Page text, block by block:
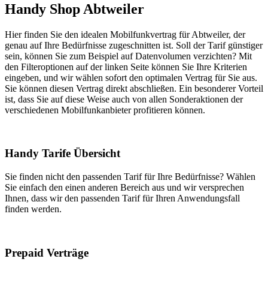
Handy Shop Abtweiler
Hier finden Sie den idealen Mobilfunkvertrag für Abtweiler, der
genau auf Ihre Bedürfnisse zugeschnitten ist. Soll der Tarif günstiger
sein, können Sie zum Beispiel auf Datenvolumen verzichten? Mit
den Filteroptionen auf der linken Seite können Sie Ihre Kriterien
eingeben, und wir wählen sofort den optimalen Vertrag für Sie aus.
Sie können diesen Vertrag direkt abschließen. Ein besonderer Vorteil
ist, dass Sie auf diese Weise auch von allen Sonderaktionen der
verschiedenen Mobilfunkanbieter profitieren können.
Handy Tarife Übersicht
Sie finden nicht den passenden Tarif für Ihre Bedürfnisse? Wählen
Sie einfach den einen anderen Bereich aus und wir versprechen
Ihnen, dass wir den passenden Tarif für Ihren Anwendungsfall
finden werden.
Prepaid Verträge